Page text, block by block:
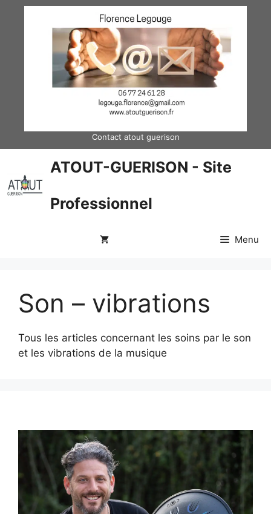
Contact atout guerison
ATOUT-GUERISON - Site
Professionnel
Menu
Son – vibrations
Tous les articles concernant les soins par le son
et les vibrations de la musique